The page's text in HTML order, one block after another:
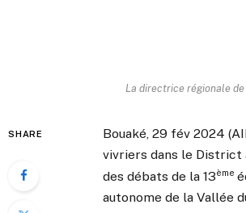
La directrice régionale
SHARE
Bouaké, 29 fév 2024
vivriers dans le District
des débats de la 13ème
autonome de la Vallée